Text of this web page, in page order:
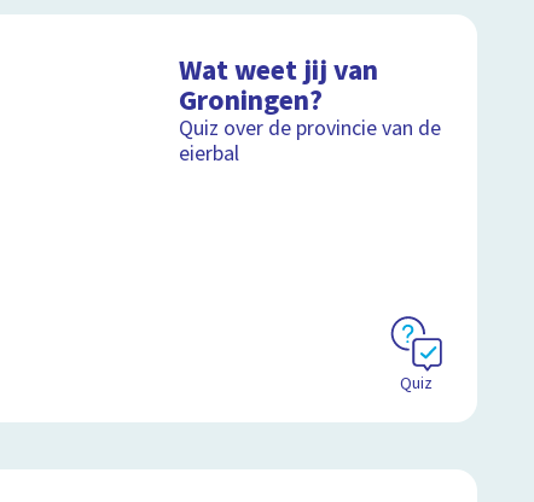
Wat weet jij van
Groningen?
Quiz over de provincie van de
eierbal
Quiz